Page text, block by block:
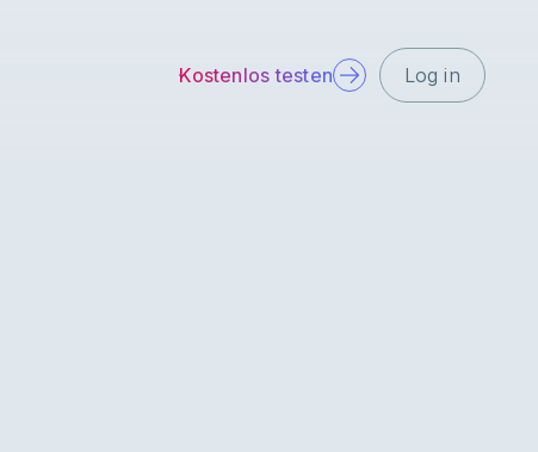
Kostenlos testen Log in